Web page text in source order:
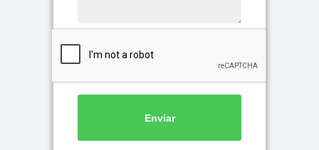
Enviar